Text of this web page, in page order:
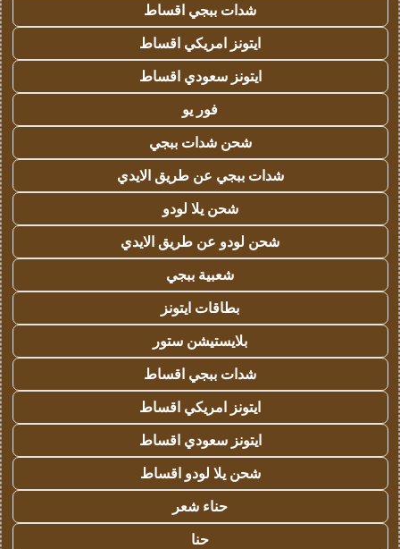
شدات ببجي اقساط
ايتونز امريكي اقساط
ايتونز سعودي اقساط
فور يو
شحن شدات ببجي
شدات ببجي عن طريق الايدي
شحن يلا لودو
شحن لودو عن طريق الايدي
شعبية ببجي
بطاقات ايتونز
بلايستيشن ستور
شدات ببجي اقساط
ايتونز امريكي اقساط
ايتونز سعودي اقساط
شحن يلا لودو اقساط
حناء شعر
حنا